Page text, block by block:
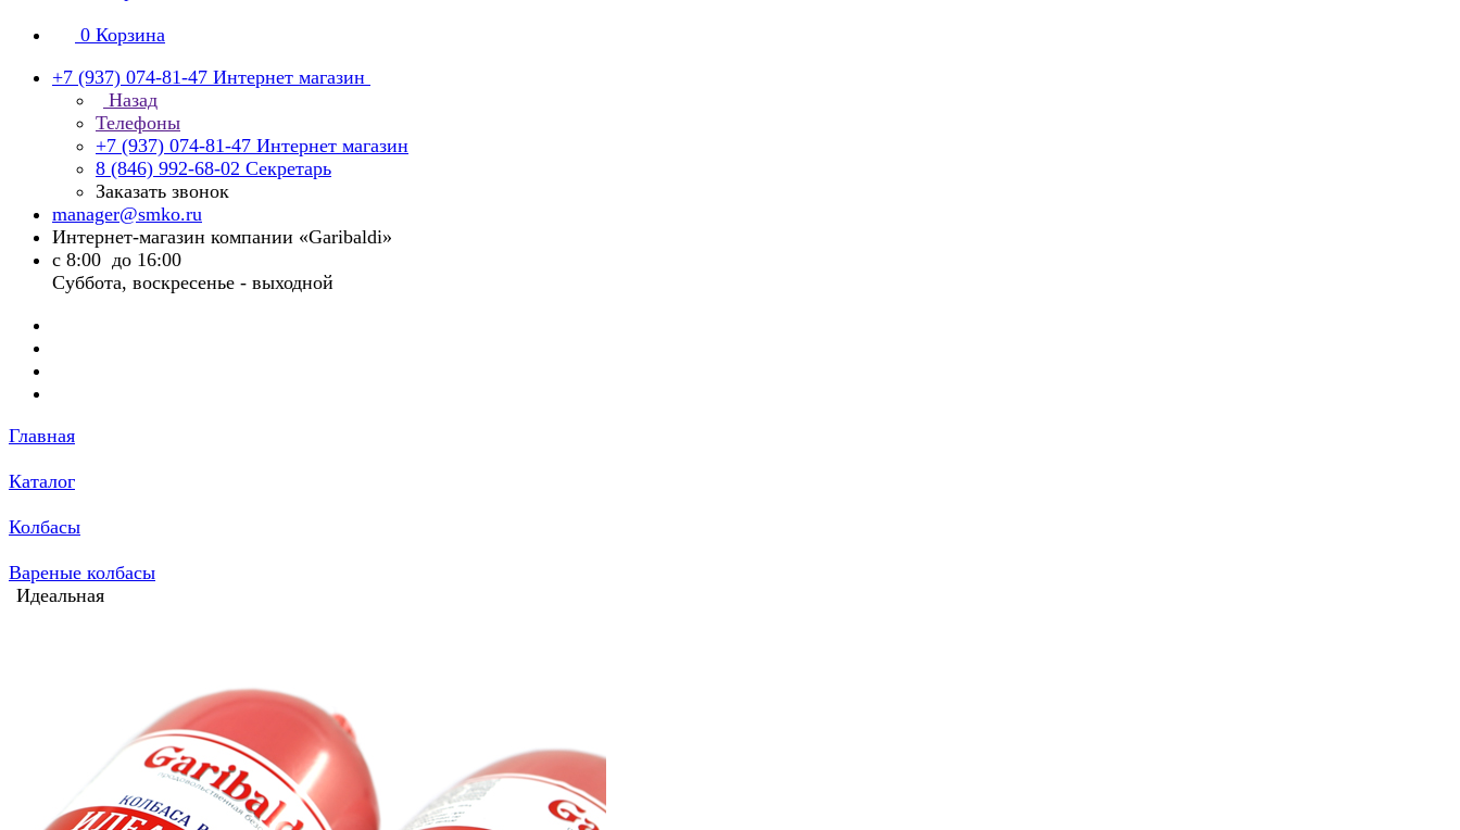
0 Корзина
+7 (937) 074-81-47 Интернет магазин
Назад
Телефоны
+7 (937) 074-81-47 Интернет магазин
8 (846) 992-68-02 Секретарь
Заказать звонок
manager@smko.ru
Интернет-магазин компании «Garibaldi»
с 8:00 до 16:00
Суббота, воскресенье - выходной
Главная
Каталог
Колбасы
Вареные колбасы
Идеальная